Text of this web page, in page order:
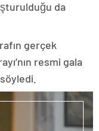
da
gerçek
resmi gala